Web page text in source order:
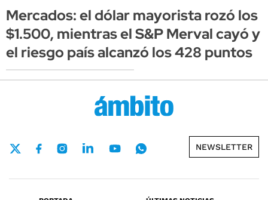
Mercados: el dólar mayorista rozó los
$1.500, mientras el S&P Merval cayó y
el riesgo país alcanzó los 428 puntos
NEWSLETTER